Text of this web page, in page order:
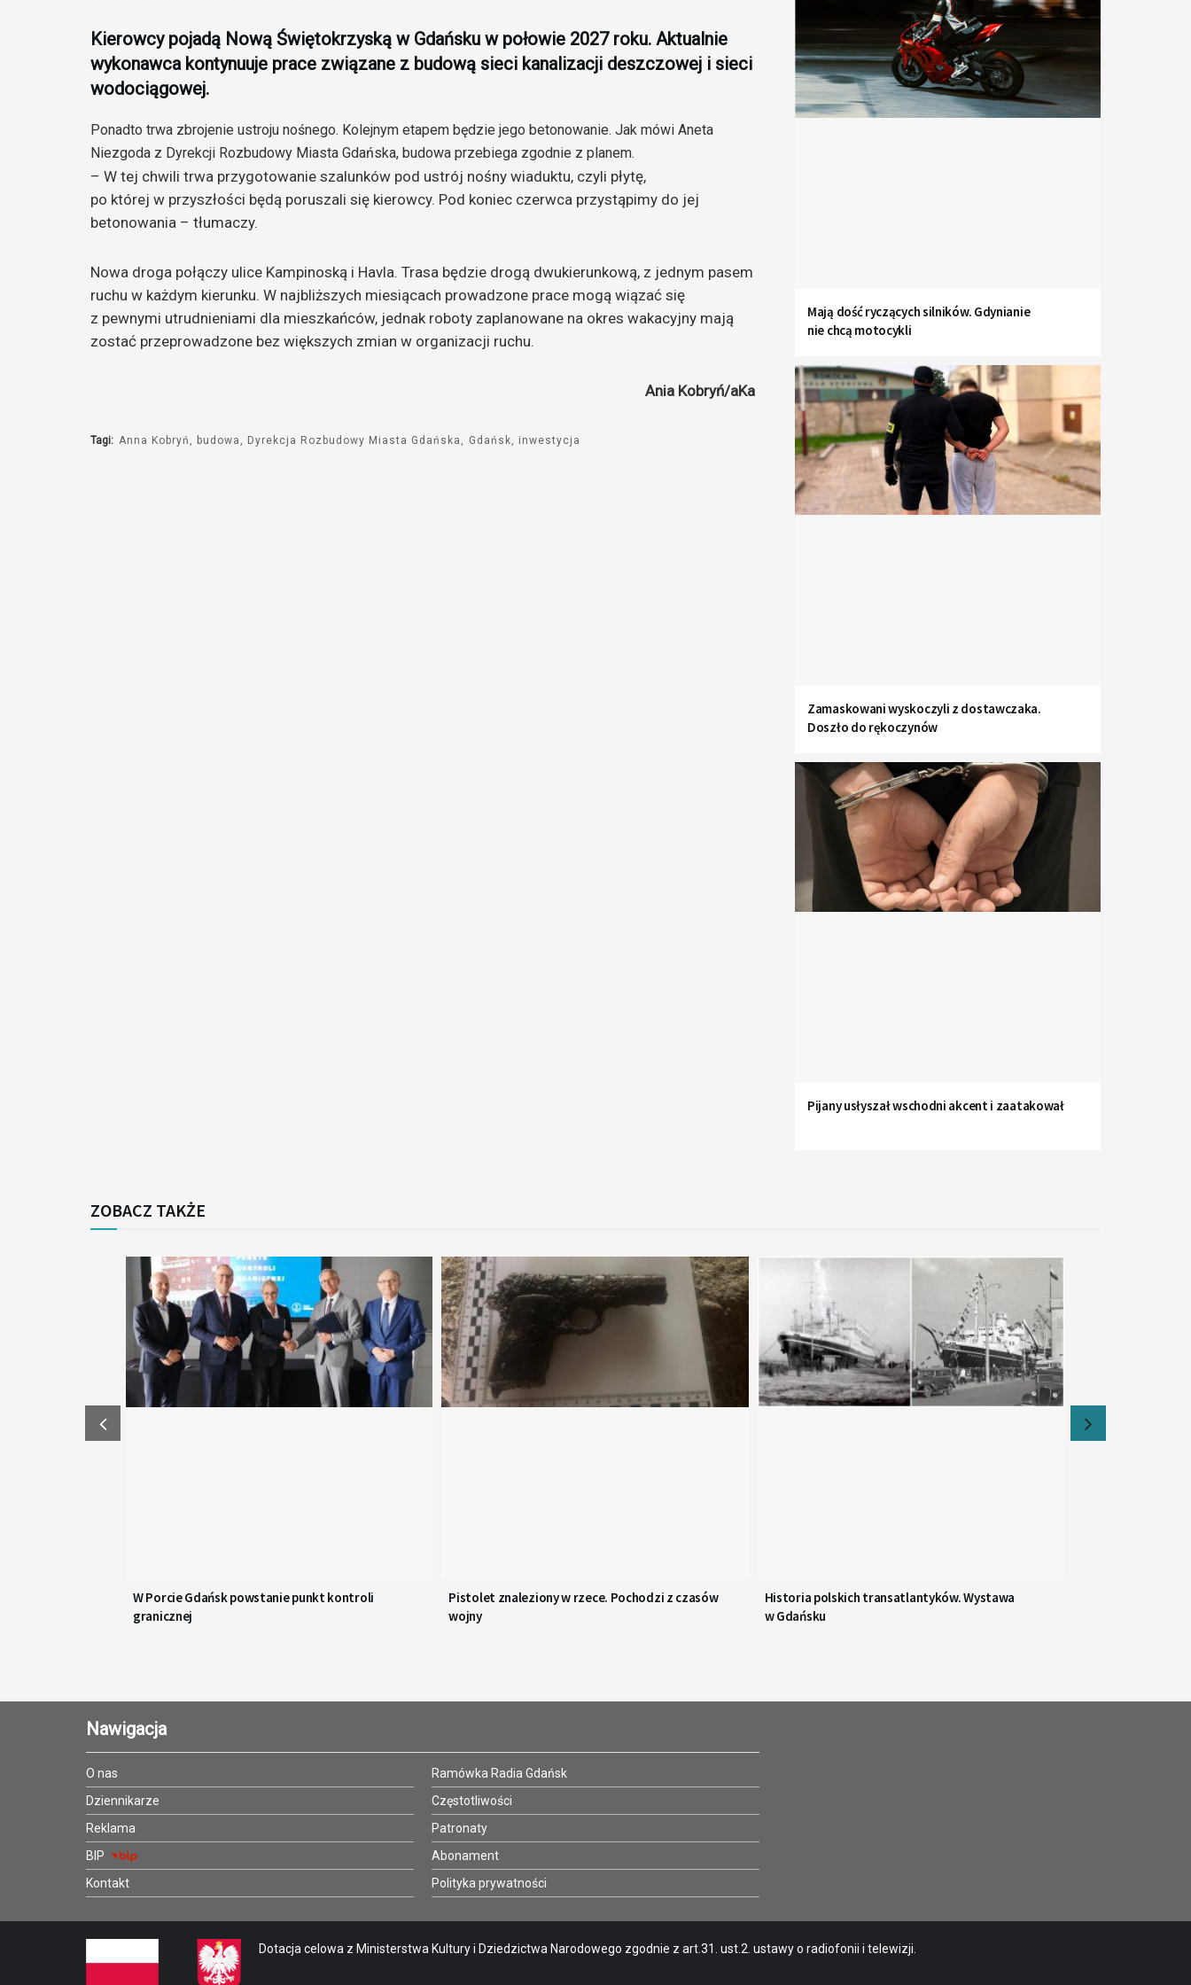
Kierowcy pojadą Nową Świętokrzyską w Gdańsku w połowie 2027 roku. Aktualnie
wykonawca kontynuuje prace związane z budową sieci kanalizacji deszczowej i sieci
wodociągowej.
Ponadto trwa zbrojenie ustroju nośnego. Kolejnym etapem będzie jego betonowanie. Jak mówi Aneta
Niezgoda z Dyrekcji Rozbudowy Miasta Gdańska, budowa przebiega zgodnie z planem.
– W tej chwili trwa przygotowanie szalunków pod ustrój nośny wiaduktu, czyli płytę,
po której w przyszłości będą poruszali się kierowcy. Pod koniec czerwca przystąpimy do jej
betonowania – tłumaczy.
Nowa droga połączy ulice Kampinoską i Havla. Trasa będzie drogą dwukierunkową, z jednym pasem
ruchu w każdym kierunku. W najbliższych miesiącach prowadzone prace mogą wiązać się
z pewnymi utrudnieniami dla mieszkańców, jednak roboty zaplanowane na okres wakacyjny mają
zostać przeprowadzone bez większych zmian w organizacji ruchu.
Ania Kobryń/aKa
Tagi: Anna Kobryń budowa Dyrekcja Rozbudowy Miasta Gdańska Gdańsk inwestycja
Mają dość ryczących silników. Gdynianie
nie chcą motocykli
Zamaskowani wyskoczyli z dostawczaka.
Doszło do rękoczynów
Pijany usłyszał wschodni akcent i zaatakował
ZOBACZ TAKŻE
W Porcie Gdańsk powstanie punkt kontroli
granicznej
Pistolet znaleziony w rzece. Pochodzi z czasów
wojny
Historia polskich transatlantyków. Wystawa
w Gdańsku
Nawigacja
O nas
Dziennikarze
Reklama
BIP
Kontakt
Ramówka Radia Gdańsk
Częstotliwości
Patronaty
Abonament
Polityka prywatności
Dotacja celowa z Ministerstwa Kultury i Dziedzictwa Narodowego zgodnie z art.31. ust.2. ustawy o radiofonii i telewizji.